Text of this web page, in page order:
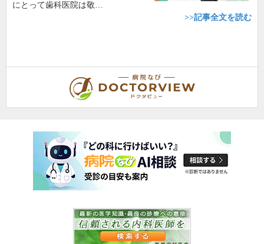
にとって歯科医院は敬…
>>記事全文を読む